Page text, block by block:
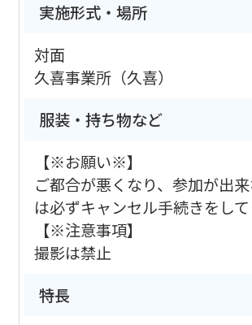
実施形式・場所
対面
久喜事業所（久喜）
服装・持ち物など
【※お願い※】
ご都合が悪くなり、参加が出
は必ずキャンセル手続きをして
【※注意事項】
撮影は禁止
特長